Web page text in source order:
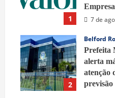
1
7 de
2
Belford
Prefeita
alerta
atenção
previsão